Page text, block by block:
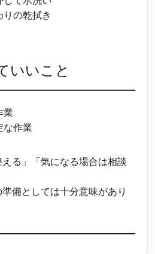
りの乾拭き
いいこと
業
な作業
える」「気になる場合は相談
備としては十分意味があり